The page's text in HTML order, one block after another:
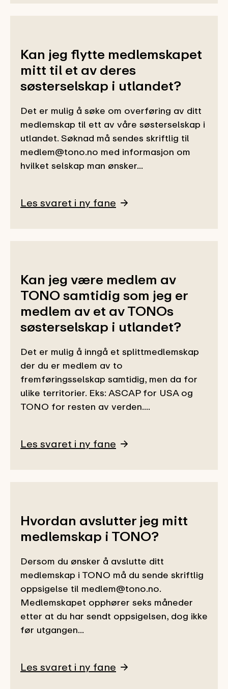
Kan jeg flytte medlemskapet
mitt til et av deres
søsterselskap i utlandet?
Det er mulig å søke om overføring av ditt
medlemskap til ett av våre søsterselskap i
utlandet. Søknad må sendes skriftlig til
medlem@tono.no med informasjon om
hvilket selskap man ønsker...
Les svaret i ny fane
Kan jeg være medlem av
TONO samtidig som jeg er
medlem av et av TONOs
søsterselskap i utlandet?
Det er mulig å inngå et splittmedlemskap
der du er medlem av to
fremføringsselskap samtidig, men da for
ulike territorier. Eks: ASCAP for USA og
TONO for resten av verden....
Les svaret i ny fane
Hvordan avslutter jeg mitt
medlemskap i TONO?
Dersom du ønsker å avslutte ditt
medlemskap i TONO må du sende skriftlig
oppsigelse til medlem@tono.no.
Medlemskapet opphører seks måneder
etter at du har sendt oppsigelsen, dog ikke
før utgangen...
Les svaret i ny fane